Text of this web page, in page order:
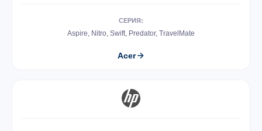
СЕРИЯ:
Aspire, Nitro, Swift, Predator, TravelMate
Acer